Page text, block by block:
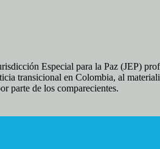
Especial para la Paz (JEP)
transicional en Colombia, al
parte de los comparecientes.